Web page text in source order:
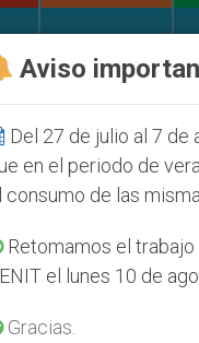
ONU se pronuncia
Aviso
Del 27 de julio al 7 de
en el periodo de
consumo de las
Retomamos el trabajo
el lunes 10 de
Gracias.